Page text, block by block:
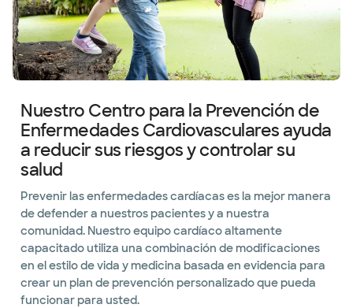
Nuestro Centro para la Prevención de
Enfermedades Cardiovasculares ayuda
a reducir sus riesgos y controlar su
salud
Prevenir las enfermedades cardíacas es la mejor manera
de defender a nuestros pacientes y a nuestra
comunidad. Nuestro equipo cardíaco altamente
capacitado utiliza una combinación de modificaciones
en el estilo de vida y medicina basada en evidencia para
crear un plan de prevención personalizado que pueda
funcionar para usted.